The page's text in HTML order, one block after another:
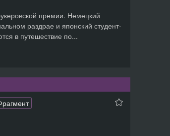
премии. Немецкий
раздрае и японский студент-
в путешествие по...